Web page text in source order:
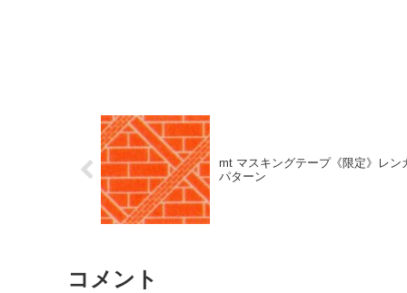
mt マスキングテープ《限定》レン
パターン
コメント